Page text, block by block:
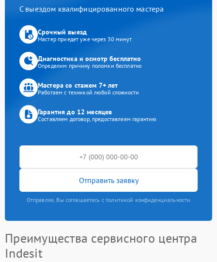
С выездом квалифицированного мастера
Срочный выезд
Мастер приедет уже через 30 минут
Диагностика и осмотр бесплатно
Определим причину поломки бесплатно
Мастера со стажем 7+ лет
Работаем с техникой любой сложности
Гарантия до 12 месяцев
Составляем договор, предоставляем гарантию
Отправить заявку
Отправляя, Вы соглашаетесь с политикой конфиденциальности
Преимущества сервисного центра
Indesit